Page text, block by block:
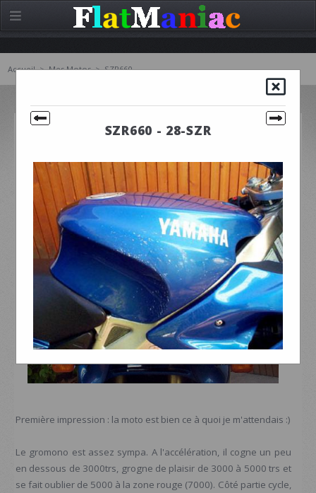
Accueil>Mes Motos>SZR660
Première impression : la moto est bien ce à quoi je m'attendais :)
Le gromono est assez sympa. A l'accélération, il cogne un peu
en dessous de 3000trs, grogne de plaisir de 3000 à 5000 trs et
se fait oublier de 5000 à la zone rouge (7000). Côté partie cycle,
SZR660 - 28-SZR